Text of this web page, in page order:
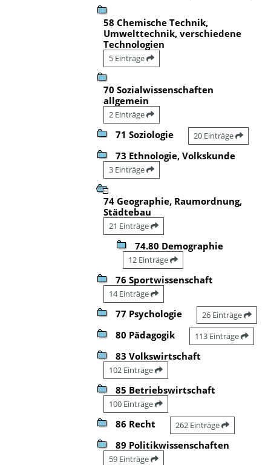
58 Chemische Technik,
Umwelttechnik, verschiedene
Technologien
5 Einträge
70 Sozialwissenschaften
allgemein
2 Einträge
71 Soziologie 20 Einträge
73 Ethnologie, Volkskunde
3 Einträge
74 Geographie, Raumordnung,
Städtebau
21 Einträge
74.80 Demographie
12 Einträge
76 Sportwissenschaft
14 Einträge
77 Psychologie 26 Einträge
80 Pädagogik 113 Einträge
83 Volkswirtschaft
102 Einträge
85 Betriebswirtschaft
100 Einträge
86 Recht 262 Einträge
89 Politikwissenschaften
59 Einträge